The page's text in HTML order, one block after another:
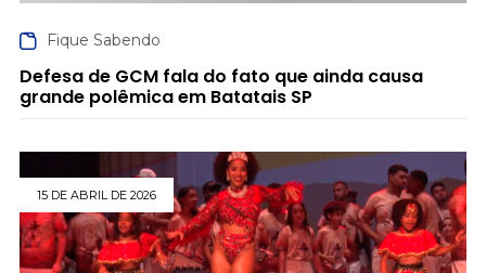
Fique Sabendo
Defesa de GCM fala do fato que ainda causa
grande polêmica em Batatais SP
15 DE ABRIL DE 2026